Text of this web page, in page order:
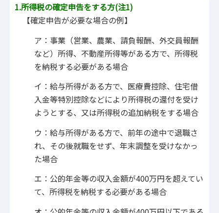
1.所得税の確定申告をする方(注1)
【確定申告が必要な場合の例】
ア：事業（営業、農業、請負報酬、外交員報酬
など）所得、不動産所得等がある方で、所得税
を納税する必要がある場合
イ：給与所得がある方で、医療費控除、住宅借
入金等特別控除などにより所得税の還付を受け
ようとする、又は所得税の追加納税をする場合
ウ：給与所得がある方で、前年の途中で退職さ
れ、その後就職をせず、年末調整を受けなかっ
た場合
エ：公的年金等の収入金額が400万円を超えてい
て、所得税を納税する必要がある場合